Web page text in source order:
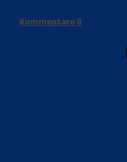
Kommentare0